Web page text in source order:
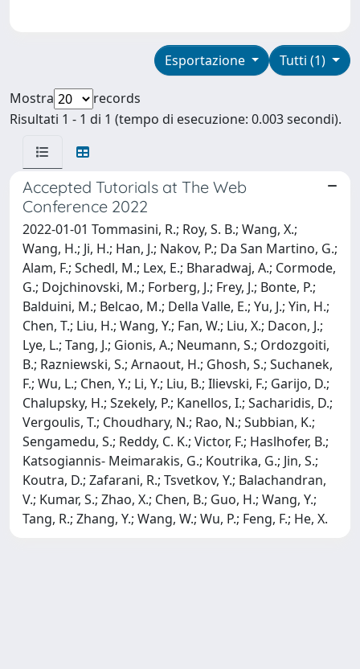
Tutti (1)
Esportazione
Mostra
records
Risultati 1 - 1 di 1 (tempo di esecuzione: 0.003 secondi).
Accepted Tutorials at The Web
Conference 2022
2022-01-01 Tommasini, R.; Roy, S. B.; Wang, X.;
Wang, H.; Ji, H.; Han, J.; Nakov, P.; Da San Martino, G.;
Alam, F.; Schedl, M.; Lex, E.; Bharadwaj, A.; Cormode,
G.; Dojchinovski, M.; Forberg, J.; Frey, J.; Bonte, P.;
Balduini, M.; Belcao, M.; Della Valle, E.; Yu, J.; Yin, H.;
Chen, T.; Liu, H.; Wang, Y.; Fan, W.; Liu, X.; Dacon, J.;
Lye, L.; Tang, J.; Gionis, A.; Neumann, S.; Ordozgoiti,
B.; Razniewski, S.; Arnaout, H.; Ghosh, S.; Suchanek,
F.; Wu, L.; Chen, Y.; Li, Y.; Liu, B.; Ilievski, F.; Garijo, D.;
Chalupsky, H.; Szekely, P.; Kanellos, I.; Sacharidis, D.;
Vergoulis, T.; Choudhary, N.; Rao, N.; Subbian, K.;
Sengamedu, S.; Reddy, C. K.; Victor, F.; Haslhofer, B.;
Katsogiannis- Meimarakis, G.; Koutrika, G.; Jin, S.;
Koutra, D.; Zafarani, R.; Tsvetkov, Y.; Balachandran,
V.; Kumar, S.; Zhao, X.; Chen, B.; Guo, H.; Wang, Y.;
Tang, R.; Zhang, Y.; Wang, W.; Wu, P.; Feng, F.; He, X.